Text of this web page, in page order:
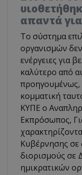
απαντά
Το σύστημα
οργανισμών δεν
ενέργειες για
καλύτερο από
προηγουμένως,
κομματική
ΚΥΠΕ ο
Εκπρόσωπος,
Κυβέρνησης σε
διορισμούς σε
ημικρατικών